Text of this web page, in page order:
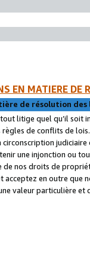
EN MATIERE DE
de résolution
litige quel qu’il soit
règles de conflits de
circonscription
une injonction ou
nos droits de
acceptez en outre que
valeur particulière